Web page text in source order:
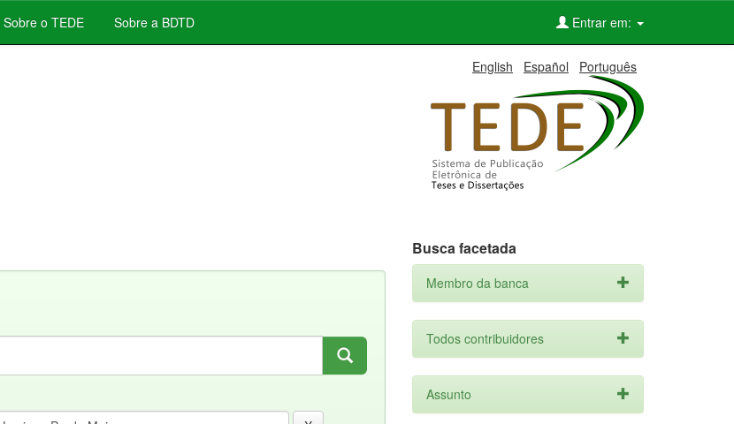
Sobre o TEDE Sobre a BDTD Entrar em:
English Español Português
Busca facetada
Membro da banca
Todos contribuidores
Assunto